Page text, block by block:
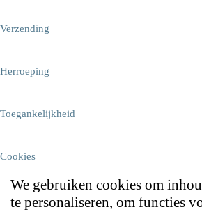
|
Verzending
|
Herroeping
|
Toegankelijkheid
|
Cookies
We gebruiken cookies om
te personaliseren, om functies